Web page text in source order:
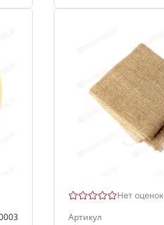
Нет оценок
Артикул